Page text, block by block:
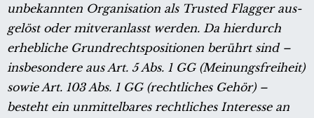
unbekannten Organisation als Trusted Flagger aus-
gelöst oder mitveranlasst werden. Da hierdurch
erhebliche Grundrechtspositionen berührt sind –
insbesondere aus Art. 5 Abs. 1 GG (Meinungsfreiheit)
sowie Art. 103 Abs. 1 GG (rechtliches Gehör) –
besteht ein unmittelbares rechtliches Interesse an